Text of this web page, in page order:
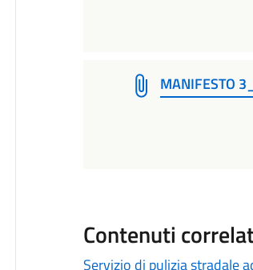
MANIFESTO
Contenuti
Servizio di pulizia stradale